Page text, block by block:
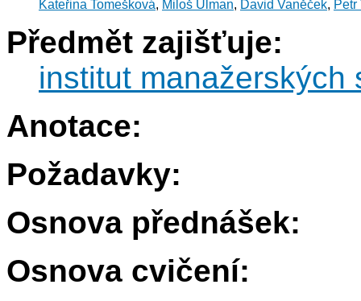
Kateřina Tomešková, Miloš Ulman, David Vaněček, Petr
Předmět zajišťuje:
institut manažerských
Anotace:
Požadavky:
Osnova přednášek:
Osnova cvičení: